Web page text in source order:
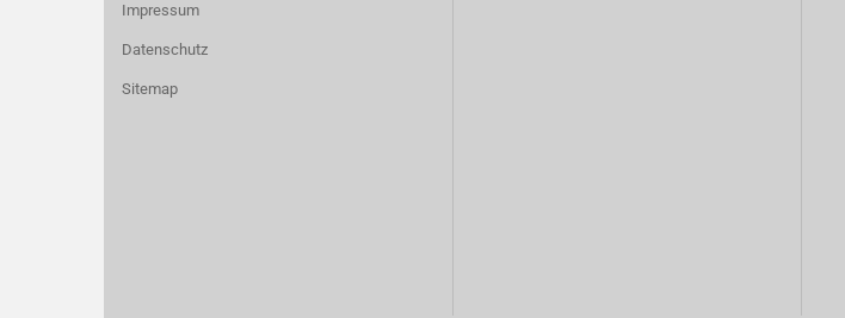
Impressum
Datenschutz
Sitemap